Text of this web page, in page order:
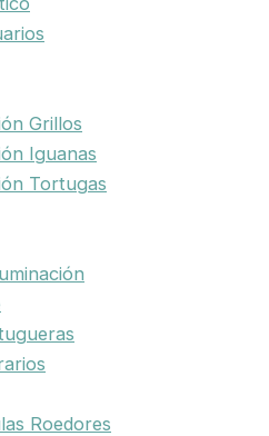
Grillos
Iguanas
Tortugas
Roedores